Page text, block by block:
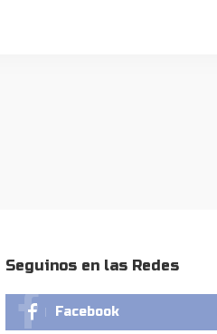
Seguinos en las Redes
Facebook